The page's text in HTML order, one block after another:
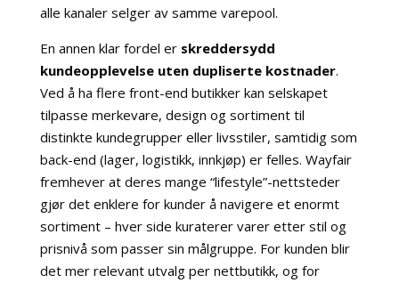
alle kanaler selger av samme varepool.
En annen klar fordel er skreddersydd
kundeopplevelse uten dupliserte kostnader.
Ved å ha flere front-end butikker kan selskapet
tilpasse merkevare, design og sortiment til
distinkte kundegrupper eller livsstiler, samtidig som
back-end (lager, logistikk, innkjøp) er felles. Wayfair
fremhever at deres mange “lifestyle”-nettsteder
gjør det enklere for kunder å navigere et enormt
sortiment – hver side kuraterer varer etter stil og
prisnivå som passer sin målgruppe. For kunden blir
det mer relevant utvalg per nettbutikk, og for